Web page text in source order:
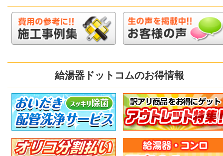
給湯器ドットコムのお得情報